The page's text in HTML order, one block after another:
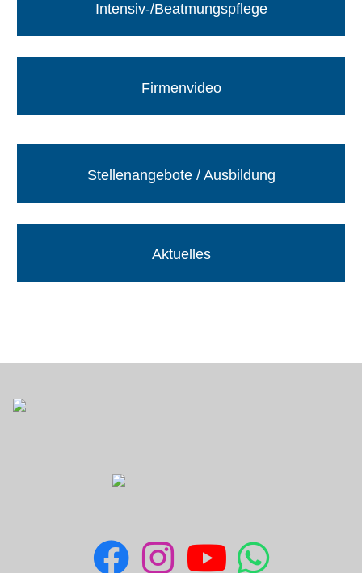
Intensiv-/Beatmungspflege
Firmenvideo
Stellenangebote / Ausbildung
Aktuelles